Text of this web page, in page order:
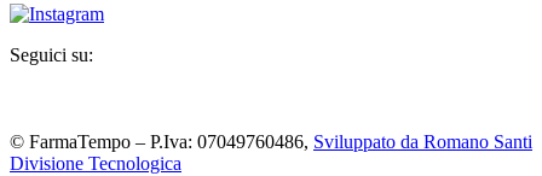
Seguici su:
© FarmaTempo – P.Iva: 07049760486, Sviluppato da Romano Santi
Divisione Tecnologica